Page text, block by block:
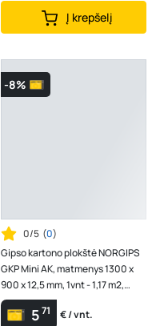
Į krepšelį
-8%
0/5 (0)
Gipso kartono plokštė NORGIPS
GKP Mini AK, matmenys 1300 x
900 x 12,5 mm, 1vnt - 1,17 m2,
A340170055
571 € / vnt.